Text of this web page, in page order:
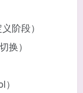
阶段）
换）